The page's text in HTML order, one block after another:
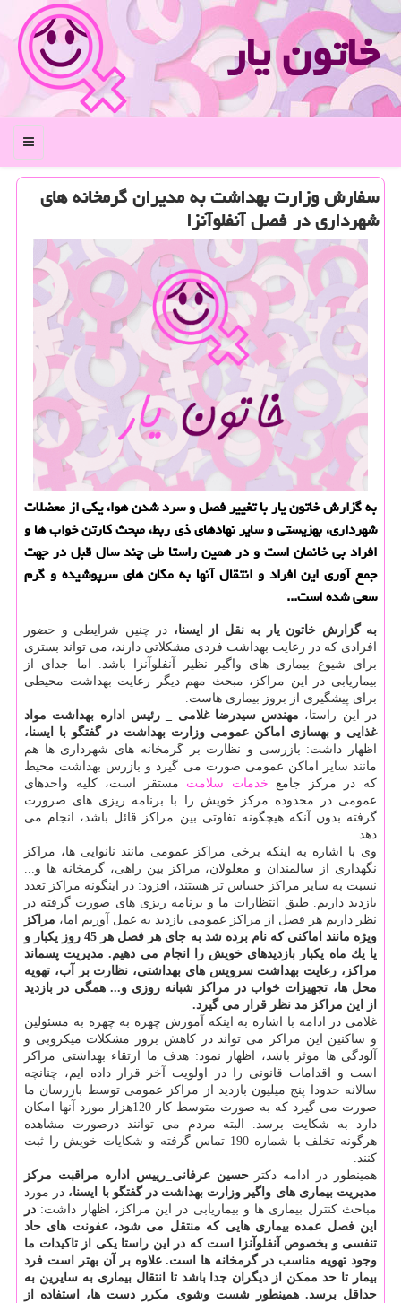
خاتون یار
منو
سفارش وزارت بهداشت به مدیران گرمخانه های
شهرداری در فصل آنفلوآنزا
به گزارش خاتون یار با تغییر فصل و سرد شدن هوا، یكی از معضلات
شهرداری، بهزیستی و سایر نهادهای ذی ربط، مبحث كارتن خواب ها و
افراد بی خانمان است و در همین راستا طی چند سال قبل در جهت
جمع آوری این افراد و انتقال آنها به مكان های سرپوشیده و گرم
سعی شده است...
به گزارش خاتون یار به نقل از ایسنا، در چنین شرایطی و حضور
افرادی كه در رعایت بهداشت فردی مشكلاتی دارند، می تواند بستری
برای شیوع بیماری های واگیر نظیر آنفلوآنزا باشد. اما جدای از
بیماریابی در این مراكز، مبحث مهم دیگر رعایت بهداشت محیطی
برای پیشگیری از بروز بیماری هاست.
در این راستا، مهندس سیدرضا غلامی _ رئیس اداره بهداشت مواد
غذایی و بهسازی اماكن عمومی وزارت بهداشت در گفتگو با ایسنا،
اظهار داشت: بازرسی و نظارت بر گرمخانه های شهرداری ها هم
مانند سایر اماكن عمومی صورت می گیرد و بازرس بهداشت محیط
كه در مركز جامع خدمات سلامت مستقر است، كلیه واحدهای
عمومی در محدوده مركز خویش را با برنامه ریزی های صرورت
گرفته بدون آنكه هیچگونه تفاوتی بین مراكز قائل باشد، انجام می
دهد.
وی با اشاره به اینكه برخی مراكز عمومی مانند نانوایی ها، مراكز
نگهداری از سالمندان و معلولان، مراكز بین راهی، گرمخانه ها و...
نسبت به سایر مراكز حساس تر هستند، افزود: در اینگونه مراكز تعدد
بازدید داریم. طبق انتظارات ما و برنامه ریزی های صورت گرفته در
نظر داریم هر فصل از مراكز عمومی بازدید به عمل آوریم اما، مراكز
ویژه مانند اماكنی كه نام برده شد به جای هر فصل هر 45 روز یكبار و
یا یك ماه یكبار بازدیدهای خویش را انجام می دهیم. مدیریت پسماند
مراكز، رعایت بهداشت سرویس های بهداشتی، نظارت بر آب، تهویه
محل ها، تجهیزات خواب در مراكز شبانه روزی و... همگی در بازدید
از این مراكز مد نظر قرار می گیرد.
غلامی در ادامه با اشاره به اینكه آموزش چهره به چهره به مسئولین
و ساكنین این مراكز می تواند در كاهش بروز مشكلات میكروبی و
آلودگی ها موثر باشد، اظهار نمود: هدف ما ارتقاء بهداشتی مراكز
است و اقدامات قانونی را در اولویت آخر قرار داده ایم، چنانچه
سالانه حدودا پنج میلیون بازدید از مراكز عمومی توسط بازرسان ما
صورت می گیرد كه به صورت متوسط كار 120هزار مورد آنها امكان
دارد به شكایت برسد. البته مردم می توانند درصورت مشاهده
هرگونه تخلف با شماره 190 تماس گرفته و شكایات خویش را ثبت
كنند.
همینطور در ادامه دكترحسین عرفانی_رییس اداره مراقبت مركز
مدیریت بیماری های واگیر وزارت بهداشت در گفتگو با ایسنا، در مورد
مباحث كنترل بیماری ها و بیماریابی در این مراكز، اظهار داشت: در
این فصل عمده بیماری هایی كه منتقل می شود، عفونت های حاد
تنفسی و بخصوص آنفلوآنزا است كه در این راستا یكی از تاكیدات ما
وجود تهویه مناسب در گرمخانه ها است. علاوه بر آن بهتر است فرد
بیمار تا حد ممكن از دیگران جدا باشد تا انتقال بیماری به سایرین به
حداقل برسد. همینطور شست وشوی مكرر دست ها، استفاده از